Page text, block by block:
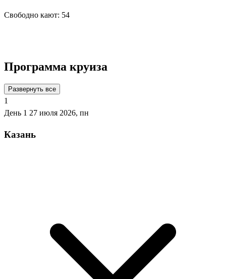
Свободно кают: 54
Программа круиза
Развернуть все
1
День 1 27 июля 2026, пн
Казань